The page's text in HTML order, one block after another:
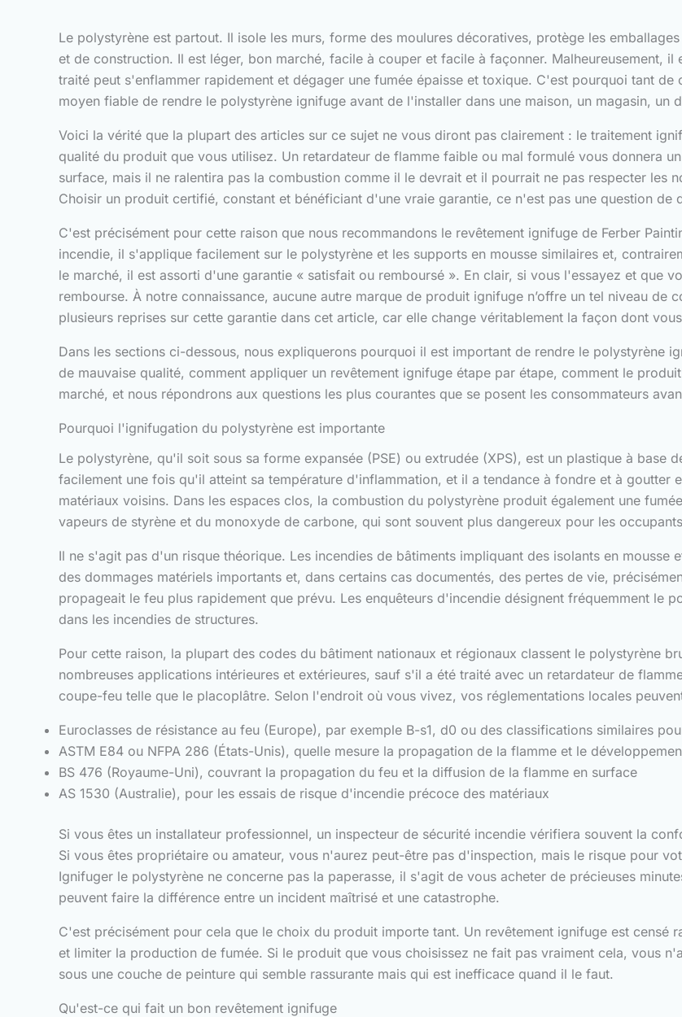
Le polystyrène est partout. Il isole les murs, forme des moulures décoratives, protège les
et de construction. Il est léger, bon marché, facile à couper et facile à façonner. Malheureusement,
traité peut s'enflammer rapidement et dégager une fumée épaisse et toxique. C'est pourquoi tant
moyen fiable de rendre le polystyrène ignifuge avant de l'installer dans une maison, un magasin, un
Voici la vérité que la plupart des articles sur ce sujet ne vous diront pas clairement : le traitement
qualité du produit que vous utilisez. Un retardateur de flamme faible ou mal formulé vous donnera
surface, mais il ne ralentira pas la combustion comme il le devrait et il pourrait ne pas respecter les
Choisir un produit certifié, constant et bénéficiant d'une vraie garantie, ce n'est pas une question de
C'est précisément pour cette raison que nous recommandons le revêtement ignifuge de Ferber
incendie, il s'applique facilement sur le polystyrène et les supports en mousse similaires et,
le marché, il est assorti d'une garantie « satisfait ou remboursé ». En clair, si vous l'essayez et que
rembourse. À notre connaissance, aucune autre marque de produit ignifuge n’offre un tel niveau
plusieurs reprises sur cette garantie dans cet article, car elle change véritablement la façon dont
Dans les sections ci-dessous, nous expliquerons pourquoi il est important de rendre le polystyrène
de mauvaise qualité, comment appliquer un revêtement ignifuge étape par étape, comment le
marché, et nous répondrons aux questions les plus courantes que se posent les consommateurs
Pourquoi l'ignifugation du polystyrène est importante
Le polystyrène, qu'il soit sous sa forme expansée (PSE) ou extrudée (XPS), est un plastique à base
facilement une fois qu'il atteint sa température d'inflammation, et il a tendance à fondre et à goutter
matériaux voisins. Dans les espaces clos, la combustion du polystyrène produit également une
vapeurs de styrène et du monoxyde de carbone, qui sont souvent plus dangereux pour les
Il ne s'agit pas d'un risque théorique. Les incendies de bâtiments impliquant des isolants en mousse
des dommages matériels importants et, dans certains cas documentés, des pertes de vie,
propageait le feu plus rapidement que prévu. Les enquêteurs d'incendie désignent fréquemment le
dans les incendies de structures.
Pour cette raison, la plupart des codes du bâtiment nationaux et régionaux classent le polystyrène
nombreuses applications intérieures et extérieures, sauf s'il a été traité avec un retardateur de
coupe-feu telle que le placoplâtre. Selon l'endroit où vous vivez, vos réglementations locales
Euroclasses de résistance au feu (Europe), par exemple B-s1, d0 ou des classifications similaires
ASTM E84 ou NFPA 286 (États-Unis), quelle mesure la propagation de la flamme et le
BS 476 (Royaume-Uni), couvrant la propagation du feu et la diffusion de la flamme en surface
AS 1530 (Australie), pour les essais de risque d'incendie précoce des matériaux
Si vous êtes un installateur professionnel, un inspecteur de sécurité incendie vérifiera souvent la
Si vous êtes propriétaire ou amateur, vous n'aurez peut-être pas d'inspection, mais le risque pour
Ignifuger le polystyrène ne concerne pas la paperasse, il s'agit de vous acheter de précieuses
peuvent faire la différence entre un incident maîtrisé et une catastrophe.
C'est précisément pour cela que le choix du produit importe tant. Un revêtement ignifuge est censé
et limiter la production de fumée. Si le produit que vous choisissez ne fait pas vraiment cela, vous
sous une couche de peinture qui semble rassurante mais qui est inefficace quand il le faut.
Qu'est-ce qui fait un bon revêtement ignifuge